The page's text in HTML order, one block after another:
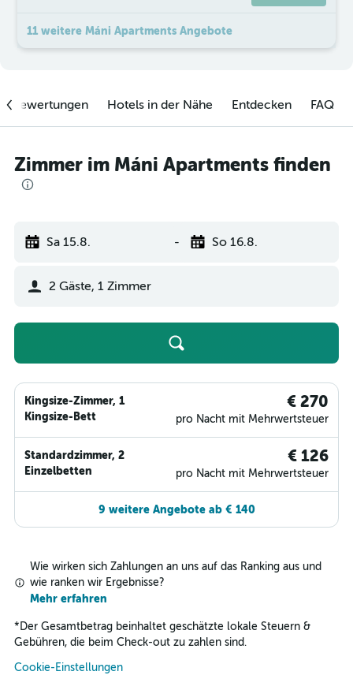
11 weitere Máni Apartments Angebote
Hotels in der Nähe Entdecken FAQ
Zimmer im Máni Apartments finden
Sa 15.8. - So 16.8.
2 Gäste, 1 Zimmer
Kingsize-Zimmer, 1
Kingsize-Bett
€ 270
pro Nacht mit Mehrwertsteuer
Standardzimmer, 2
Einzelbetten
€ 126
pro Nacht mit Mehrwertsteuer
9 weitere Angebote ab € 140
Wie wirken sich Zahlungen an uns auf das Ranking aus und
wie ranken wir Ergebnisse?
Mehr erfahren
* Der Gesamtbetrag beinhaltet geschätzte lokale Steuern &
Gebühren, die beim Check-out zu zahlen sind.
Cookie-Einstellungen